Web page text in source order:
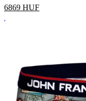
6869 HUF